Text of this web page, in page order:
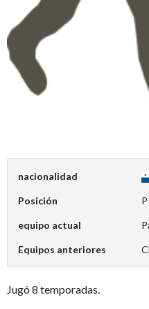
nacionalidad
Posición P
equipo actual
Equipos anteriores
Jugó 8 temporadas.